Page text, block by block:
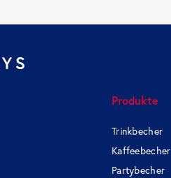
Produkte
Trinkbecher
Kaffeebecher
Partybecher